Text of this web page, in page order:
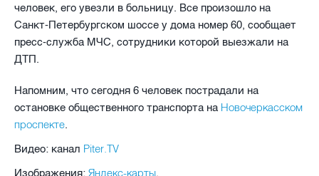
человек, его увезли в больницу. Все произошло на
Санкт-Петербургском шоссе у дома номер 60, сообщает
пресс-служба МЧС, сотрудники которой выезжали на
ДТП.
Напомним, что сегодня 6 человек пострадали на
остановке общественного транспорта на Новочеркасском
проспекте.
Видео: канал Piter.TV
Изображения: Яндекс-карты.